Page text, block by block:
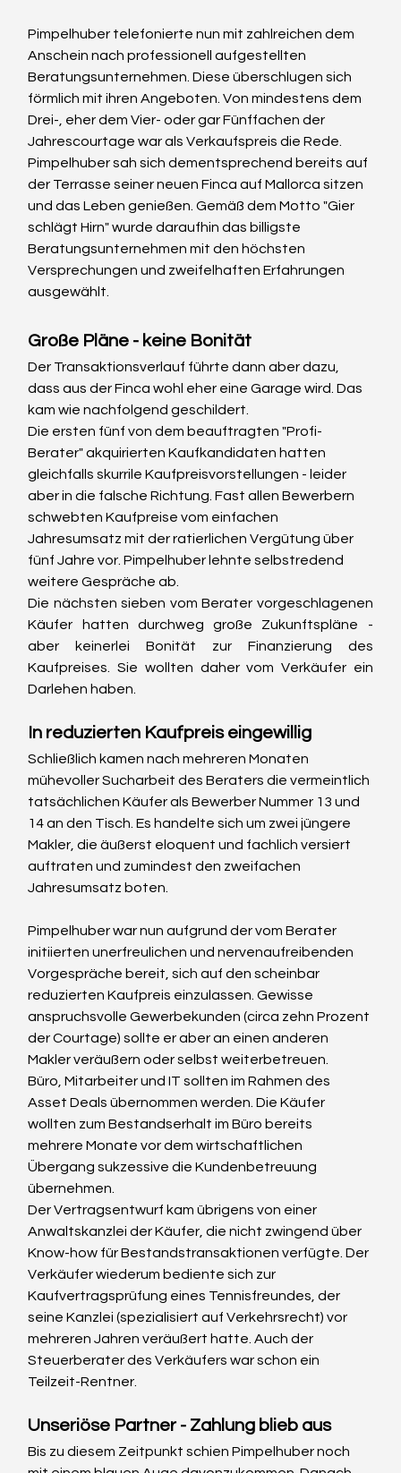
Pimpelhuber telefonierte nun mit zahlreichen dem
Anschein nach professionell aufgestellten
Beratungsunternehmen. Diese überschlugen sich
förmlich mit ihren Angeboten. Von mindestens dem
Drei-, eher dem Vier- oder gar Fünffachen der
Jahrescourtage war als Verkaufspreis die Rede.
Pimpelhuber sah sich dementsprechend bereits auf
der Terrasse seiner neuen Finca auf Mallorca sitzen
und das Leben genießen. Gemäß dem Motto "Gier
schlägt Hirn" wurde daraufhin das billigste
Beratungsunternehmen mit den höchsten
Versprechungen und zweifelhaften Erfahrungen
ausgewählt.
Große Pläne - keine Bonität
Der Transaktionsverlauf führte dann aber dazu,
dass aus der Finca wohl eher eine Garage wird. Das
kam wie nachfolgend geschildert.
Die ersten fünf von dem beauftragten "Profi-
Berater" akquirierten Kaufkandidaten hatten
gleichfalls skurrile Kaufpreisvorstellungen - leider
aber in die falsche Richtung. Fast allen Bewerbern
schwebten Kaufpreise vom einfachen
Jahresumsatz mit der ratierlichen Vergütung über
fünf Jahre vor. Pimpelhuber lehnte selbstredend
weitere Gespräche ab.
Die nächsten sieben vom Berater vorgeschlagenen
Käufer hatten durchweg große Zukunftspläne -
aber keinerlei Bonität zur Finanzierung des
Kaufpreises. Sie wollten daher vom Verkäufer ein
Darlehen haben.
In reduzierten Kaufpreis eingewillig
Schließlich kamen nach mehreren Monaten
mühevoller Sucharbeit des Beraters die vermeintlich
tatsächlichen Käufer als Bewerber Nummer 13 und
14 an den Tisch. Es handelte sich um zwei jüngere
Makler, die äußerst eloquent und fachlich versiert
auftraten und zumindest den zweifachen
Jahresumsatz boten.
Pimpelhuber war nun aufgrund der vom Berater
initiierten unerfreulichen und nervenaufreibenden
Vorgespräche bereit, sich auf den scheinbar
reduzierten Kaufpreis einzulassen. Gewisse
anspruchsvolle Gewerbekunden (circa zehn Prozent
der Courtage) sollte er aber an einen anderen
Makler veräußern oder selbst weiterbetreuen.
Büro, Mitarbeiter und IT sollten im Rahmen des
Asset Deals übernommen werden. Die Käufer
wollten zum Bestandserhalt im Büro bereits
mehrere Monate vor dem wirtschaftlichen
Übergang sukzessive die Kundenbetreuung
übernehmen.
Der Vertragsentwurf kam übrigens von einer
Anwaltskanzlei der Käufer, die nicht zwingend über
Know-how für Bestandstransaktionen verfügte. Der
Verkäufer wiederum bediente sich zur
Kaufvertragsprüfung eines Tennisfreundes, der
seine Kanzlei (spezialisiert auf Verkehrsrecht) vor
mehreren Jahren veräußert hatte. Auch der
Steuerberater des Verkäufers war schon ein
Teilzeit-Rentner.
Unseriöse Partner - Zahlung blieb aus
Bis zu diesem Zeitpunkt schien Pimpelhuber noch